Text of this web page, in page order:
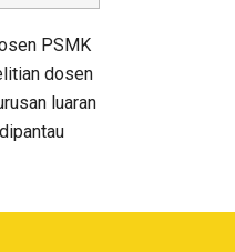
PSMK
dosen
luaran